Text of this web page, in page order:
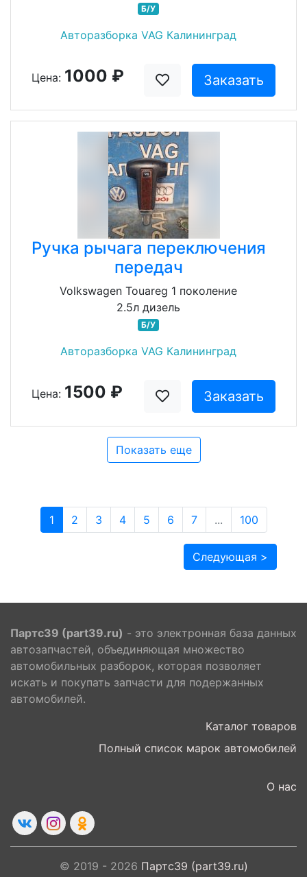
Б/У
Авторазборка VAG Калининград
Цена: 1000 ₽ Заказать
Ручка рычага переключения
передач
Volkswagen Touareg 1 поколение
2.5л дизель
Б/У
Авторазборка VAG Калининград
Цена: 1500 ₽ Заказать
Показать еще
1 2 3 4 5 6 7 ... 100
Следующая >
Партс39 (part39.ru) - это электронная база данных
автозапчастей, объединяющая множество
автомобильных разборок, которая позволяет
искать и покупать запчасти для подержанных
автомобилей.
Каталог товаров
Полный список марок автомобилей
О нас
© 2019 - 2026 Партс39 (part39.ru)